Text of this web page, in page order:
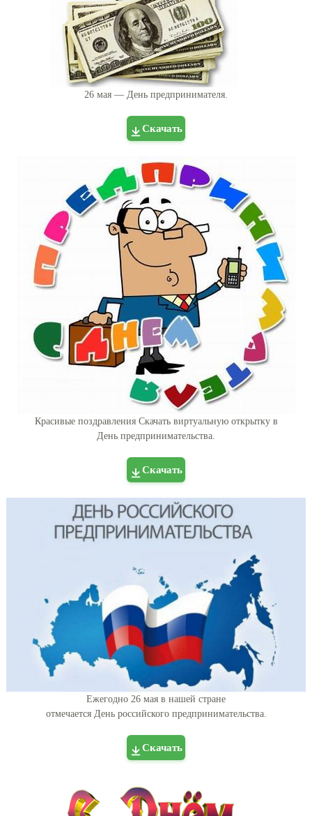
26 мая — День предпринимателя.
Скачать
Красивые поздравления Скачать виртуальную открытку в
День предпринимательства.
Скачать
Ежегодно 26 мая в нашей стране
отмечается День российского предпринимательства.
Скачать